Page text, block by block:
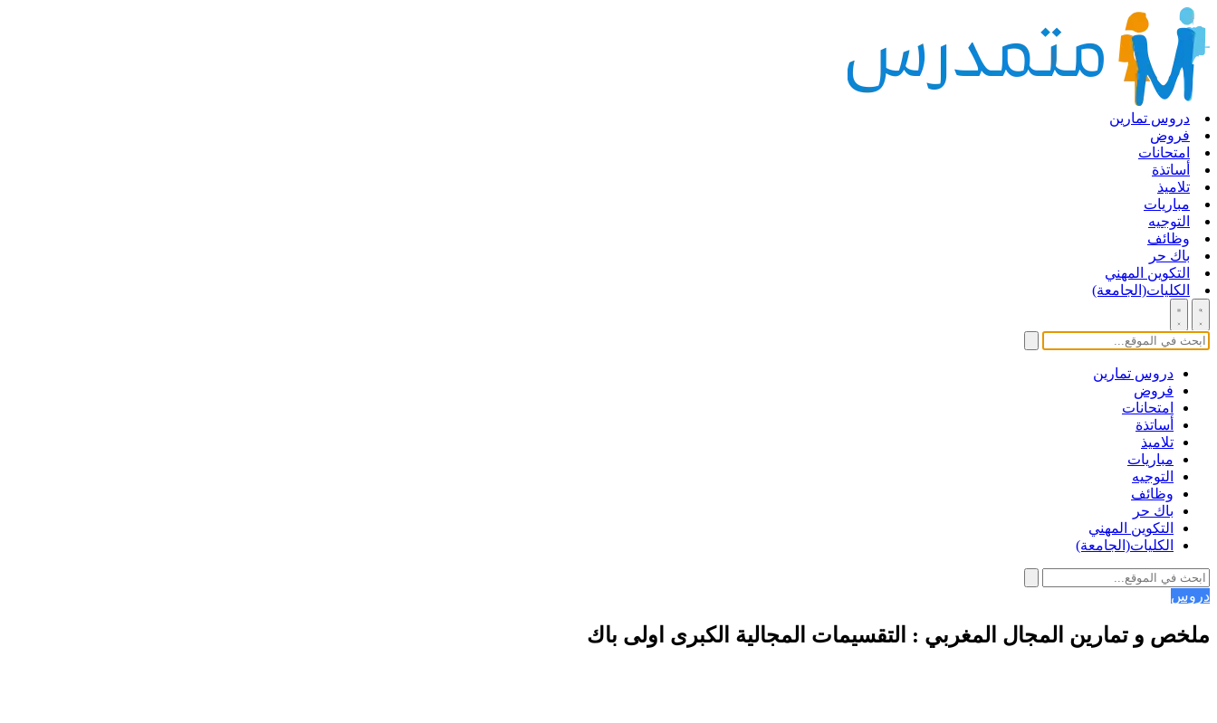
دروس تمارين
فروض
امتحانات
أساتذة
تلاميذ
مباريات
التوجيه
وظائف
باك حر
التكوين المهني
الكليات(الجامعة)
دروس تمارين
فروض
امتحانات
أساتذة
تلاميذ
مباريات
التوجيه
وظائف
باك حر
التكوين المهني
الكليات(الجامعة)
دروس
ملخص و تمارين المجال المغربي : التقسيمات المجالية الكبرى اولى باك